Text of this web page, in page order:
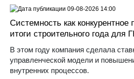
Системность как
итоги строительного года для
В этом году компания сделала
управленческой модели и
внутренних процессов.
09-08-2026 14:00